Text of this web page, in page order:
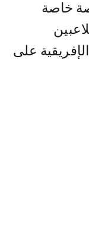
خاصة
على